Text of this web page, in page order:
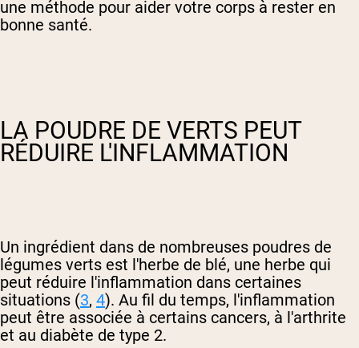
une méthode pour aider votre corps à rester en
bonne santé.
LA POUDRE DE VERTS PEUT
RÉDUIRE L'INFLAMMATION
Un ingrédient dans de nombreuses poudres de
légumes verts est l'herbe de blé, une herbe qui
peut réduire l'inflammation dans certaines
situations (3, 4). Au fil du temps, l'inflammation
peut être associée à certains cancers, à l'arthrite
et au diabète de type 2.